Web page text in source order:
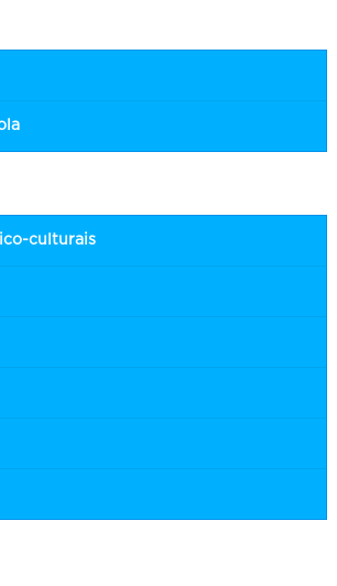
culturais